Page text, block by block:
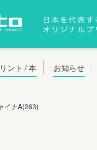
ント / 本 お知らせ
イナA(263)